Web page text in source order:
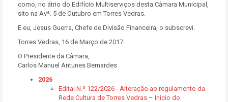
como, no átrio do Edifício Multiserviços desta Câmara Municipal,
sito na Avª. 5 de Outubro em Torres Vedras.
E eu, Jesus Guerra, Chefe de Divisão Financeira, o subscrevi.
Torres Vedras, 16 de Março de 2017.
O Presidente da Câmara,
Carlos Manuel Antunes Bernardes
2026
Edital N.º 122/2026 - Alteração ao regulamento da
Rede Cultura de Torres Vedras – Início do